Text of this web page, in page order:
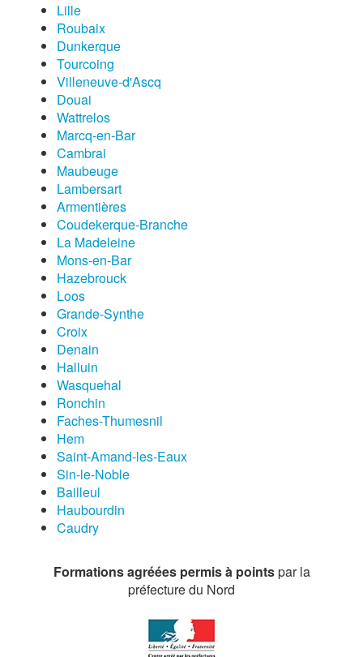
Lille
Roubaix
Dunkerque
Tourcoing
Villeneuve-d'Ascq
Douai
Wattrelos
Marcq-en-Bar
Cambrai
Maubeuge
Lambersart
Armentières
Coudekerque-Branche
La Madeleine
Mons-en-Bar
Hazebrouck
Loos
Grande-Synthe
Croix
Denain
Halluin
Wasquehal
Ronchin
Faches-Thumesnil
Hem
Saint-Amand-les-Eaux
Sin-le-Noble
Bailleul
Haubourdin
Caudry
Formations agréées permis à pointspar la
préfecture du Nord